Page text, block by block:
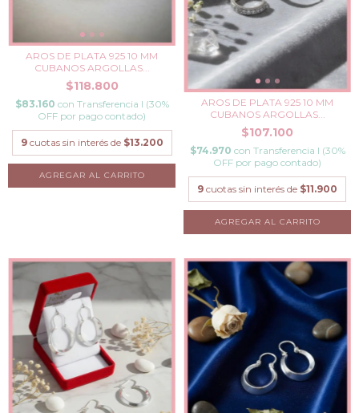
AROS DE PLATA 925 10 MM
CUBANOS ARGOLLAS...
$118.800
$83.160 con Transferencia I (30%
OFF por pago contado)
9 cuotas sin interés de $13.200
AROS DE PLATA 925 10 MM
CUBANOS ARGOLLAS...
$107.100
$74.970 con Transferencia I (30%
OFF por pago contado)
9 cuotas sin interés de $11.900